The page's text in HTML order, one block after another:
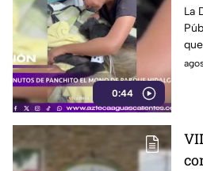
0:44
La